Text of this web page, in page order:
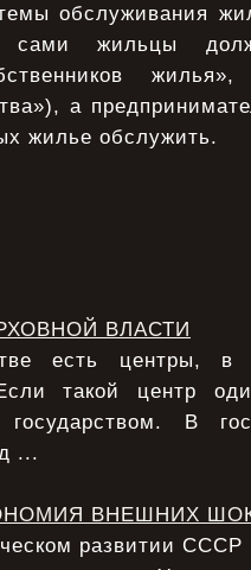
обслуживания
жильцы
жилья»,
а
жилье обслужить.
ВЛАСТИ
есть центры, в
такой центр
В
...
ВНЕШНИХ
развитии СССР